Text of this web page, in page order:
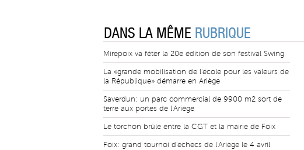
DANS LA MÊME RUBRIQUE
Mirepoix va fêter la 20e édition de son festival Swing
La «grande mobilisation de l'école pour les valeurs de
la République» démarre en Ariège
Saverdun: un parc commercial de 9900 m2 sort de
terre aux portes de l'Ariège
Le torchon brûle entre la CGT et la mairie de Foix
Foix: grand tournoi d'échecs de l'Ariège le 4 avril